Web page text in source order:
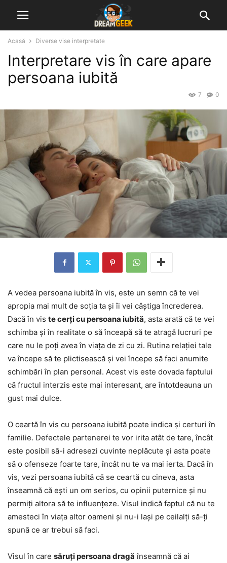
Acasă Diverse vise interpretate
Interpretare vis în care apare
persoana iubită
0
7
A vedea persoana iubită în vis, este un semn că te vei
apropia mai mult de soția ta și îi vei câștiga încrederea.
Dacă în vis te cerți cu persoana iubită, asta arată că te vei
schimba și în realitate o să înceapă să te atragă lucruri pe
care nu le poți avea în viața de zi cu zi. Rutina relației tale
va începe să te plictisească și vei începe să faci anumite
schimbări în plan personal. Acest vis este dovada faptului
că fructul interzis este mai interesant, are întotdeauna un
gust mai dulce.
O ceartă în vis cu persoana iubită poate indica și certuri în
familie. Defectele partenerei te vor irita atât de tare, încât
este posibil să-i adresezi cuvinte neplăcute și asta poate
să o ofenseze foarte tare, încât nu te va mai ierta. Dacă în
vis, vezi persoana iubită că se ceartă cu cineva, asta
înseamnă că ești un om serios, cu opinii puternice și nu
permiți altora să te influențeze. Visul indică faptul că nu te
amesteci în viața altor oameni și nu-i lași pe ceilalți să-ți
spună ce ar trebui să faci.
Visul în care săruți persoana dragă înseamnă că ai